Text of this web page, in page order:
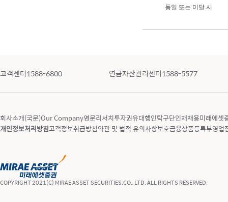
동일 또는 미달 시
고객센터1588-6800 연금자산관리센터1588-5577
회사소개(국문)Our Company영문리서치투자권유대행인탁구단인재채용미래에셋
개인정보처리방침고객정보취급방침약관 및 법적 유의사항보호금융상품등록부영업
COPYRIGHT 2021(C) MIRAE ASSET SECURITIES.CO., LTD. ALL RIGHTS RESERVED.